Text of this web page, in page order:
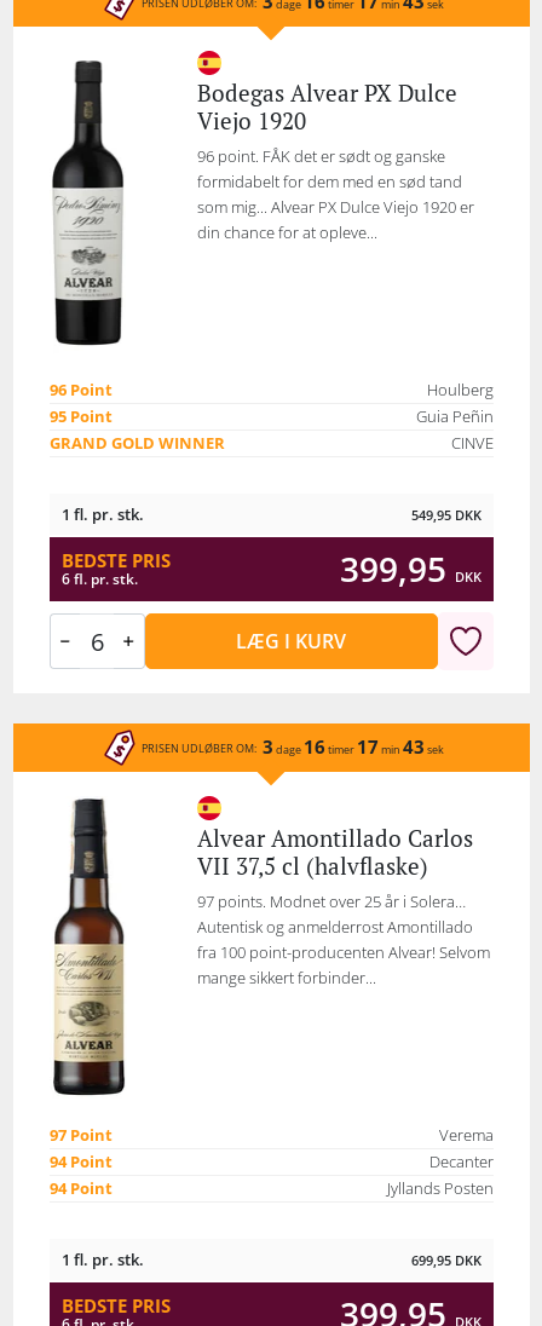
dage timer min sek
Bodegas Alvear PX Dulce
Viejo 1920
96 point. FÅK det er sødt og ganske
formidabelt for dem med en sød tand
som mig... Alvear PX Dulce Viejo 1920 er
din chance for at opleve...
96 Point
Houlberg
95 Point
Guia Peñin
GRAND GOLD WINNER
CINVE
1 fl. pr. stk. 549,95 DKK
BEDSTE PRIS
6 fl. pr. stk. 399,95 DKK
LÆG I KURV
PRISEN UDLØBER OM: 3 dage 16 timer 17 min 43 sek
Alvear Amontillado Carlos
VII 37,5 cl (halvflaske)
97 points. Modnet over 25 år i Solera…
Autentisk og anmelderrost Amontillado
fra 100 point-producenten Alvear! Selvom
mange sikkert forbinder...
97 Point
Verema
94 Point
Decanter
94 Point
Jyllands Posten
1 fl. pr. stk. 699,95 DKK
BEDSTE PRIS 399,95 DKK